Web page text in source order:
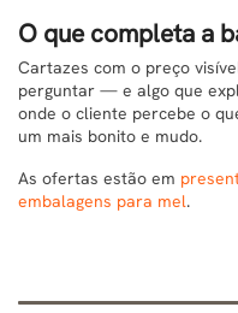
O que completa a
Cartazes com o preço
perguntar — e algo que
onde o cliente percebe o
um mais bonito e mudo.
As ofertas estão em
embalagens para mel.